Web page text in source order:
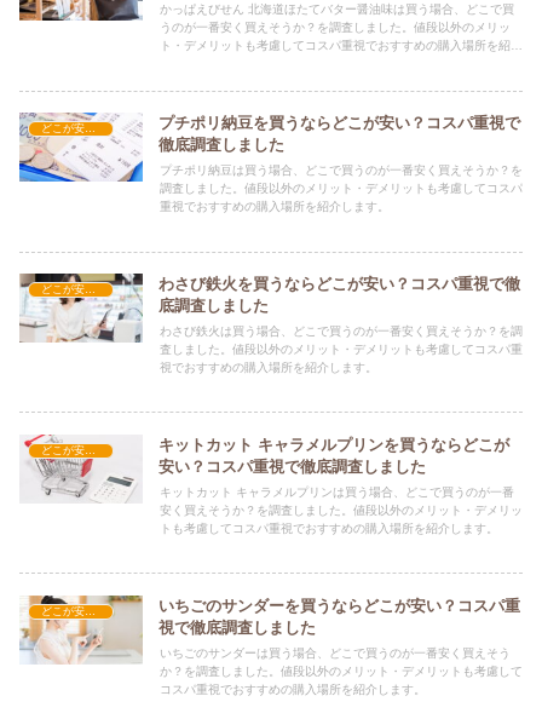
かっぱえびせん 北海道ほたてバター醤油味は買う場合、どこで買
うのが一番安く買えそうか？を調査しました。値段以外のメリッ
ト・デメリットも考慮してコスパ重視でおすすめの購入場所を紹介
どこが安い？-お菓子・スイーツ・アイス
プチポリ納豆を買うならどこが安い？コスパ重視で
徹底調査しました
プチポリ納豆は買う場合、どこで買うのが一番安く買えそうか？を
調査しました。値段以外のメリット・デメリットも考慮してコスパ
重視でおすすめの購入場所を紹介します。
どこが安い？-お菓子・スイーツ・アイス
わさび鉄火を買うならどこが安い？コスパ重視で徹
底調査しました
わさび鉄火は買う場合、どこで買うのが一番安く買えそうか？を調
査しました。値段以外のメリット・デメリットも考慮してコスパ重
視でおすすめの購入場所を紹介します。
どこが安い？-お菓子・スイーツ・アイス
キットカット キャラメルプリンを買うならどこが
安い？コスパ重視で徹底調査しました
キットカット キャラメルプリンは買う場合、どこで買うのが一番
安く買えそうか？を調査しました。値段以外のメリット・デメリッ
トも考慮してコスパ重視でおすすめの購入場所を紹介します。
どこが安い？-お菓子・スイーツ・アイス
いちごのサンダーを買うならどこが安い？コスパ重
視で徹底調査しました
いちごのサンダーは買う場合、どこで買うのが一番安く買えそう
か？を調査しました。値段以外のメリット・デメリットも考慮して
コスパ重視でおすすめの購入場所を紹介します。